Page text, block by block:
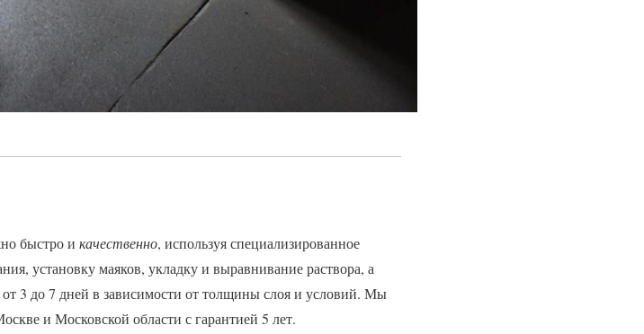
быстро и качественно, используя специализированное
установку маяков, укладку и выравнивание раствора, а
3 до 7 дней в зависимости от толщины слоя и условий. Мы
и Московской области с гарантией 5 лет.